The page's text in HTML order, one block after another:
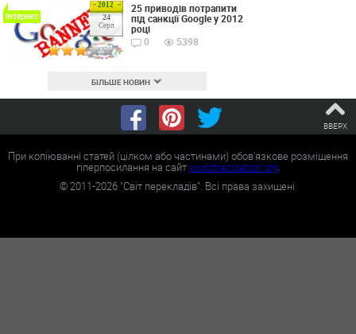
2012
24
Серп
Інтернет
25 приводів потрапити
під санкції Google у 2012
році
0
5398
БІЛЬШЕ НОВИН
ВВЕРХ
При копіюванні статей (цілком або частинами) обов'язкове розміщення
гіперпосилання на сайтworldtranslation.org.
©2011-2026"Світ перекладів". Всі права захищені.